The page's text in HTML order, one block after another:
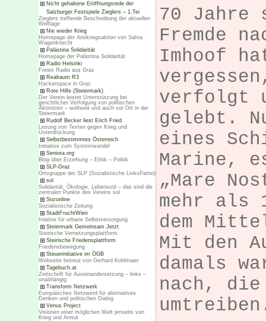
Nicht gehaltene Eröffnungsrede der
Salzburger Festspiele Zieglers – 1.Tei
Zieglers treffende Beschreibung der aktuellen
Weltlage
Nie wieder Krieg
Homepage der Antikriegsaktion von Sahra
Wagenknecht
Palästina Solidarität
Homepage der Palästina Solidarität
Radio Helsinki
Freies Radio aus Graz
Realraum R3
Hackerspace in Graz
Rote Hilfe (Steiermark)
Der Verein leistet Unterstützung bei
gerichtlicher Verfolgung von politischen
Aktivisten – weltweit und auch vor Ort in der
Steiermark
Rudolf Becker liest Erich Fried
Lesung von Texten gegen Krieg und
Unterdrückung
Selbstbestimmtes Österreich
Initiative zum Systemwandel
Seniora.org
Blog über Erziehung – Ethik – Politik
SLP-Graz
Ortsgruppe der SLP (Sozialistische LinksPartei)
sol
Solidarität, Ökologie, Lebensstil – das sind die
zentralen Punkte des Vereins sol
Sozonline
Sozialistische Zeitung
StadtFruchtWien
Iniative für urbane Selbstversorgung
Steiermark Gemeinsam Jetzt
Steirische Vernetzungsplattform
Steirische Friedensplattform
Friedensbewegung
Steuerinitiative im ÖGB
Webseite betreut von Gerhard Kohlmaier
Tagebuch.at
Zeitschrift für Auseinandersetzung – links –
unabhängig
Transform Netzwerk
Europäisches Netzwerd für alternatives
Denken und politischen Dialog
Venus Project
Visionen einer möglichen Welt jenseits von
Krieg und Armut
70 Jahre
Fremde
Imhoof
verfolgt
gelebt.
eines
Marine,
„Mare
mehr als
dem
Mit den
damals
nach,